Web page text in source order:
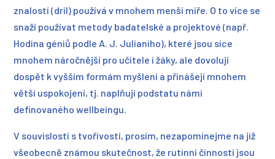
znalostí (dril) používá v mnohem menší míře. O to více se
snaží používat metody badatelské a projektové (např.
Hodina géniů podle A. J. Julianiho), které jsou sice
mnohem náročnější pro učitele i žáky, ale dovolují
dospět k vyšším formám myšlení a přinášejí mnohem
větší uspokojení, tj. naplňují podstatu námi
definovaného wellbeingu.
V souvislosti s tvořivostí, prosím, nezapomínejme na již
všeobecně známou skutečnost, že rutinní činnosti jsou